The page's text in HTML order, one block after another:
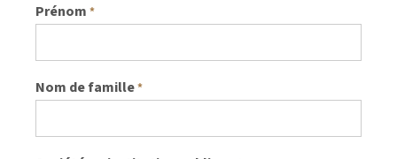
Prénom *
Nom de famille*